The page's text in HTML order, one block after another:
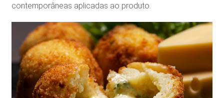
contemporâneas aplicadas ao produto.